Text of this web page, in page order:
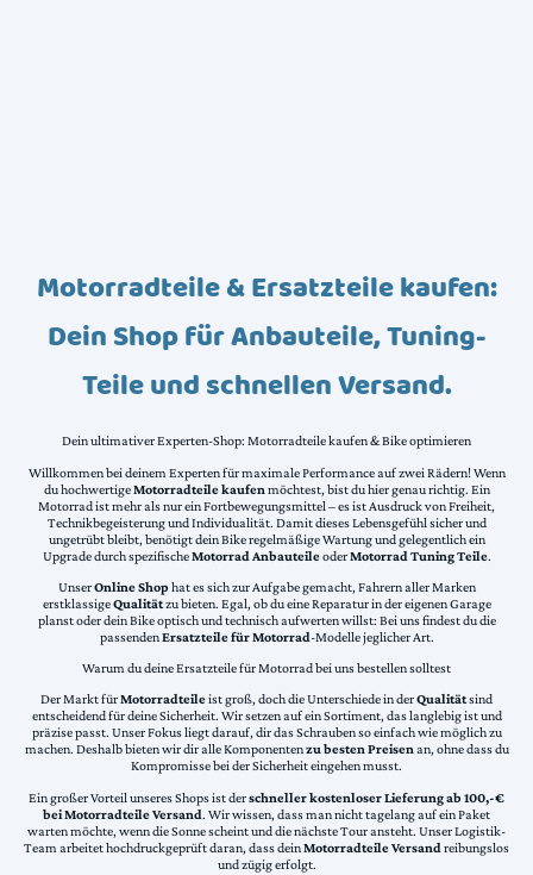
Motorradteile & Ersatzteile kaufen:
Dein Shop für Anbauteile, Tuning-
Teile und schnellen Versand.
Dein ultimativer Experten-Shop: Motorradteile kaufen & Bike optimieren
Willkommen bei deinem Experten für maximale Performance auf zwei Rädern! Wenn
du hochwertigeMotorradteile kaufen möchtest, bist du hier genau richtig. Ein
Motorrad ist mehr als nur ein Fortbewegungsmittel – es ist Ausdruck von Freiheit,
Technikbegeisterung und Individualität. Damit dieses Lebensgefühl sicher und
ungetrübt bleibt, benötigt dein Bike regelmäßige Wartung und gelegentlich ein
Upgrade durch spezifischeMotorrad AnbauteileoderMotorrad Tuning Teile.
UnserOnline Shophat es sich zur Aufgabe gemacht, Fahrern aller Marken
erstklassigeQualitätzu bieten. Egal, ob du eine Reparatur in der eigenen Garage
planst oder dein Bike optisch und technisch aufwerten willst: Bei uns findest du die
passendenErsatzteile für Motorrad-Modelle jeglicher Art.
Warum du deine Ersatzteile für Motorrad bei uns bestellen solltest
Der Markt fürMotorradteileist groß, doch die Unterschiede in derQualitätsind
entscheidend für deine Sicherheit. Wir setzen auf ein Sortiment, das langlebig ist und
präzise passt. Unser Fokus liegt darauf, dir das Schrauben so einfach wie möglich zu
machen. Deshalb bieten wir dir alle Komponentenzu besten Preisenan, ohne dass du
Kompromisse bei der Sicherheit eingehen musst.
Ein großer Vorteil unseres Shops ist derschneller kostenloser Lieferung ab 100,-€
bei Motorradteile Versand. Wir wissen, dass man nicht tagelang auf ein Paket
warten möchte, wenn die Sonne scheint und die nächste Tour ansteht. Unser Logistik-
Team arbeitet hochdruckgeprüft daran, dass deinMotorradteile Versand reibungslos
und zügig erfolgt.